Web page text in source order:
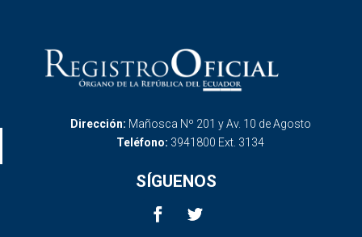
Dirección: Mañosca Nº 201 y Av. 10 de Agosto
Teléfono: 3941800 Ext. 3134
SÍGUENOS